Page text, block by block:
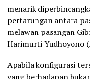
menarik
pertarungan antara
melawan pasangan
Harimurti Yudhoyono
Apabila konfigurasi
yang berhadapan